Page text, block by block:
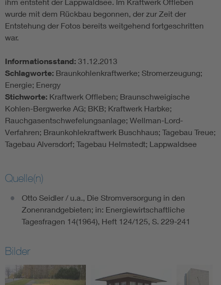
ihm entsteht der Lappwaldsee. Im Kraftwerk Offleben
wurde mit dem Rückbau begonnen, der zur Zeit der
Entstehung der Fotos bereits weitgehend fortgeschritten
war.
Informationsstand: 31.12.2013
Schlagworte: Braunkohlenkraftwerke; Stromerzeugung;
Energie; Energy
Stichworte: Kraftwerk Offleben; Braunschweigische
Kohlen-Bergwerke AG; BKB; Kraftwerk Harbke;
Rauchgasentschwefelungsanlage; Wellman-Lord-
Verfahren; Braunkohlekraftwerk Buschhaus; Tagebau Treue;
Tagebau Alversdorf; Tagebau Helmstedt; Lappwaldsee
Quelle(n)
Otto Seidler / u.a., Die Stromversorgung in den
Zonenrandgebieten; in: Energiewirtschaftliche
Tagesfragen 14(1964), Heft 124/125, S. 229-241
Bilder